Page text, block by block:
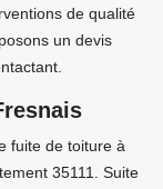
de qualité
un devis
fuite de toiture à
35111. Suite